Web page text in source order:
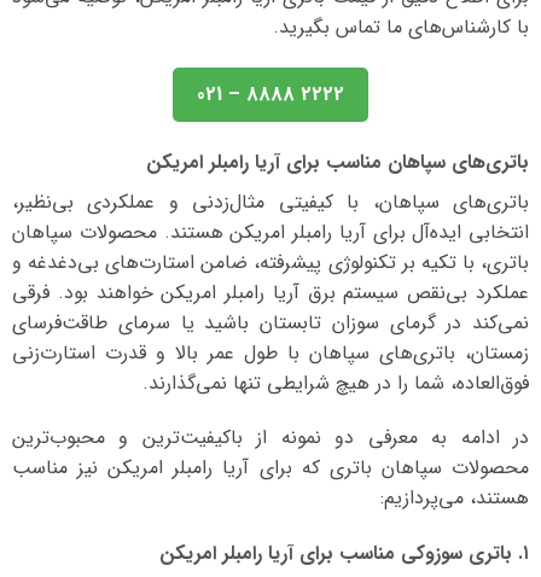
با کارشناس‌های ما تماس بگیرید.
2222 8888 – 021
باتری‌های سپاهان مناسب برای آریا رامبلر امریکن
باتری‌های سپاهان، با کیفیتی مثال‌زدنی و عملکردی بی‌نظیر،
انتخابی ایده‌آل برای آریا رامبلر امریکن هستند. محصولات سپاهان
باتری، با تکیه بر تکنولوژی پیشرفته، ضامن استارت‌های بی‌دغدغه و
عملکرد بی‌نقص سیستم برق آریا رامبلر امریکن خواهند بود. فرقی
نمی‌کند در گرمای سوزان تابستان باشید یا سرمای طاقت‌فرسای
زمستان، باتری‌های سپاهان با طول عمر بالا و قدرت استارت‌زنی
فوق‌العاده، شما را در هیچ شرایطی تنها نمی‌گذارند.
در ادامه به معرفی دو نمونه از باکیفیت‌ترین و محبوب‌ترین
محصولات سپاهان باتری که برای آریا رامبلر امریکن نیز مناسب
هستند، می‌پردازیم:
۱. باتری سوزوکی مناسب برای آریا رامبلر امریکن